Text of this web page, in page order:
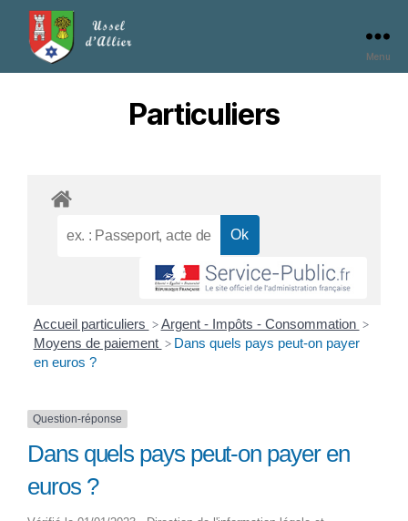
Menu
Particuliers
Accueil particuliers > Argent - Impôts - Consommation >
Moyens de paiement > Dans quels pays peut-on payer
en euros ?
Question-réponse
Dans quels pays peut-on payer en
euros ?